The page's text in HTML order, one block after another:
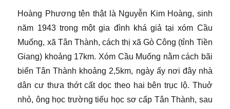
Hoàng Phương tên thật là Nguyễn Kim Hoàng, sinh
năm 1943 trong một gia đình khá giả tại xóm Cầu
Muống, xã Tân Thành, cách thị xã Gò Công (tỉnh Tiền
Giang) khoảng 17km. Xóm Cầu Muống nằm cách bãi
biển Tân Thành khoảng 2,5km, ngày ấy nơi đây nhà
dân cư thưa thớt cất dọc theo hai bên trục lộ. Thuở
nhỏ, ông học trường tiểu học sơ cấp Tân Thành, sau